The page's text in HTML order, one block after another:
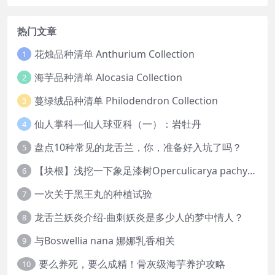
热门文章
1 花烛品种清单 Anthurium Collection
2 海芋品种清单 Alocasia Collection
3 蔓绿绒品种清单 Philodendron Collection
4 仙人掌科—仙人球亚科（一）：岩牡丹
5 盘点10种常见的龙舌兰，你，准备好入坑了吗？
6 【块根】浅挖一下象足漆树Operculicarya pachypus
7 一次关于黑王丸的种植试验
8 龙舌兰妖炎介绍-曲刺妖炎是多少人的梦中情人？
9 与Boswellia nana 娜娜乳香相关
10 要么养死，要么成精！骨灰级海芋养护攻略